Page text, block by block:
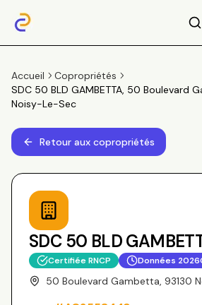
Accueil
Copropriétés
SDC 50 BLD GAMBETTA, 50 Boulevard
Noisy-Le-Sec
Retour aux copropriétés
SDC 50 BLD
Certifiée RNCP Données
50 Boulevard Gambetta, 93130